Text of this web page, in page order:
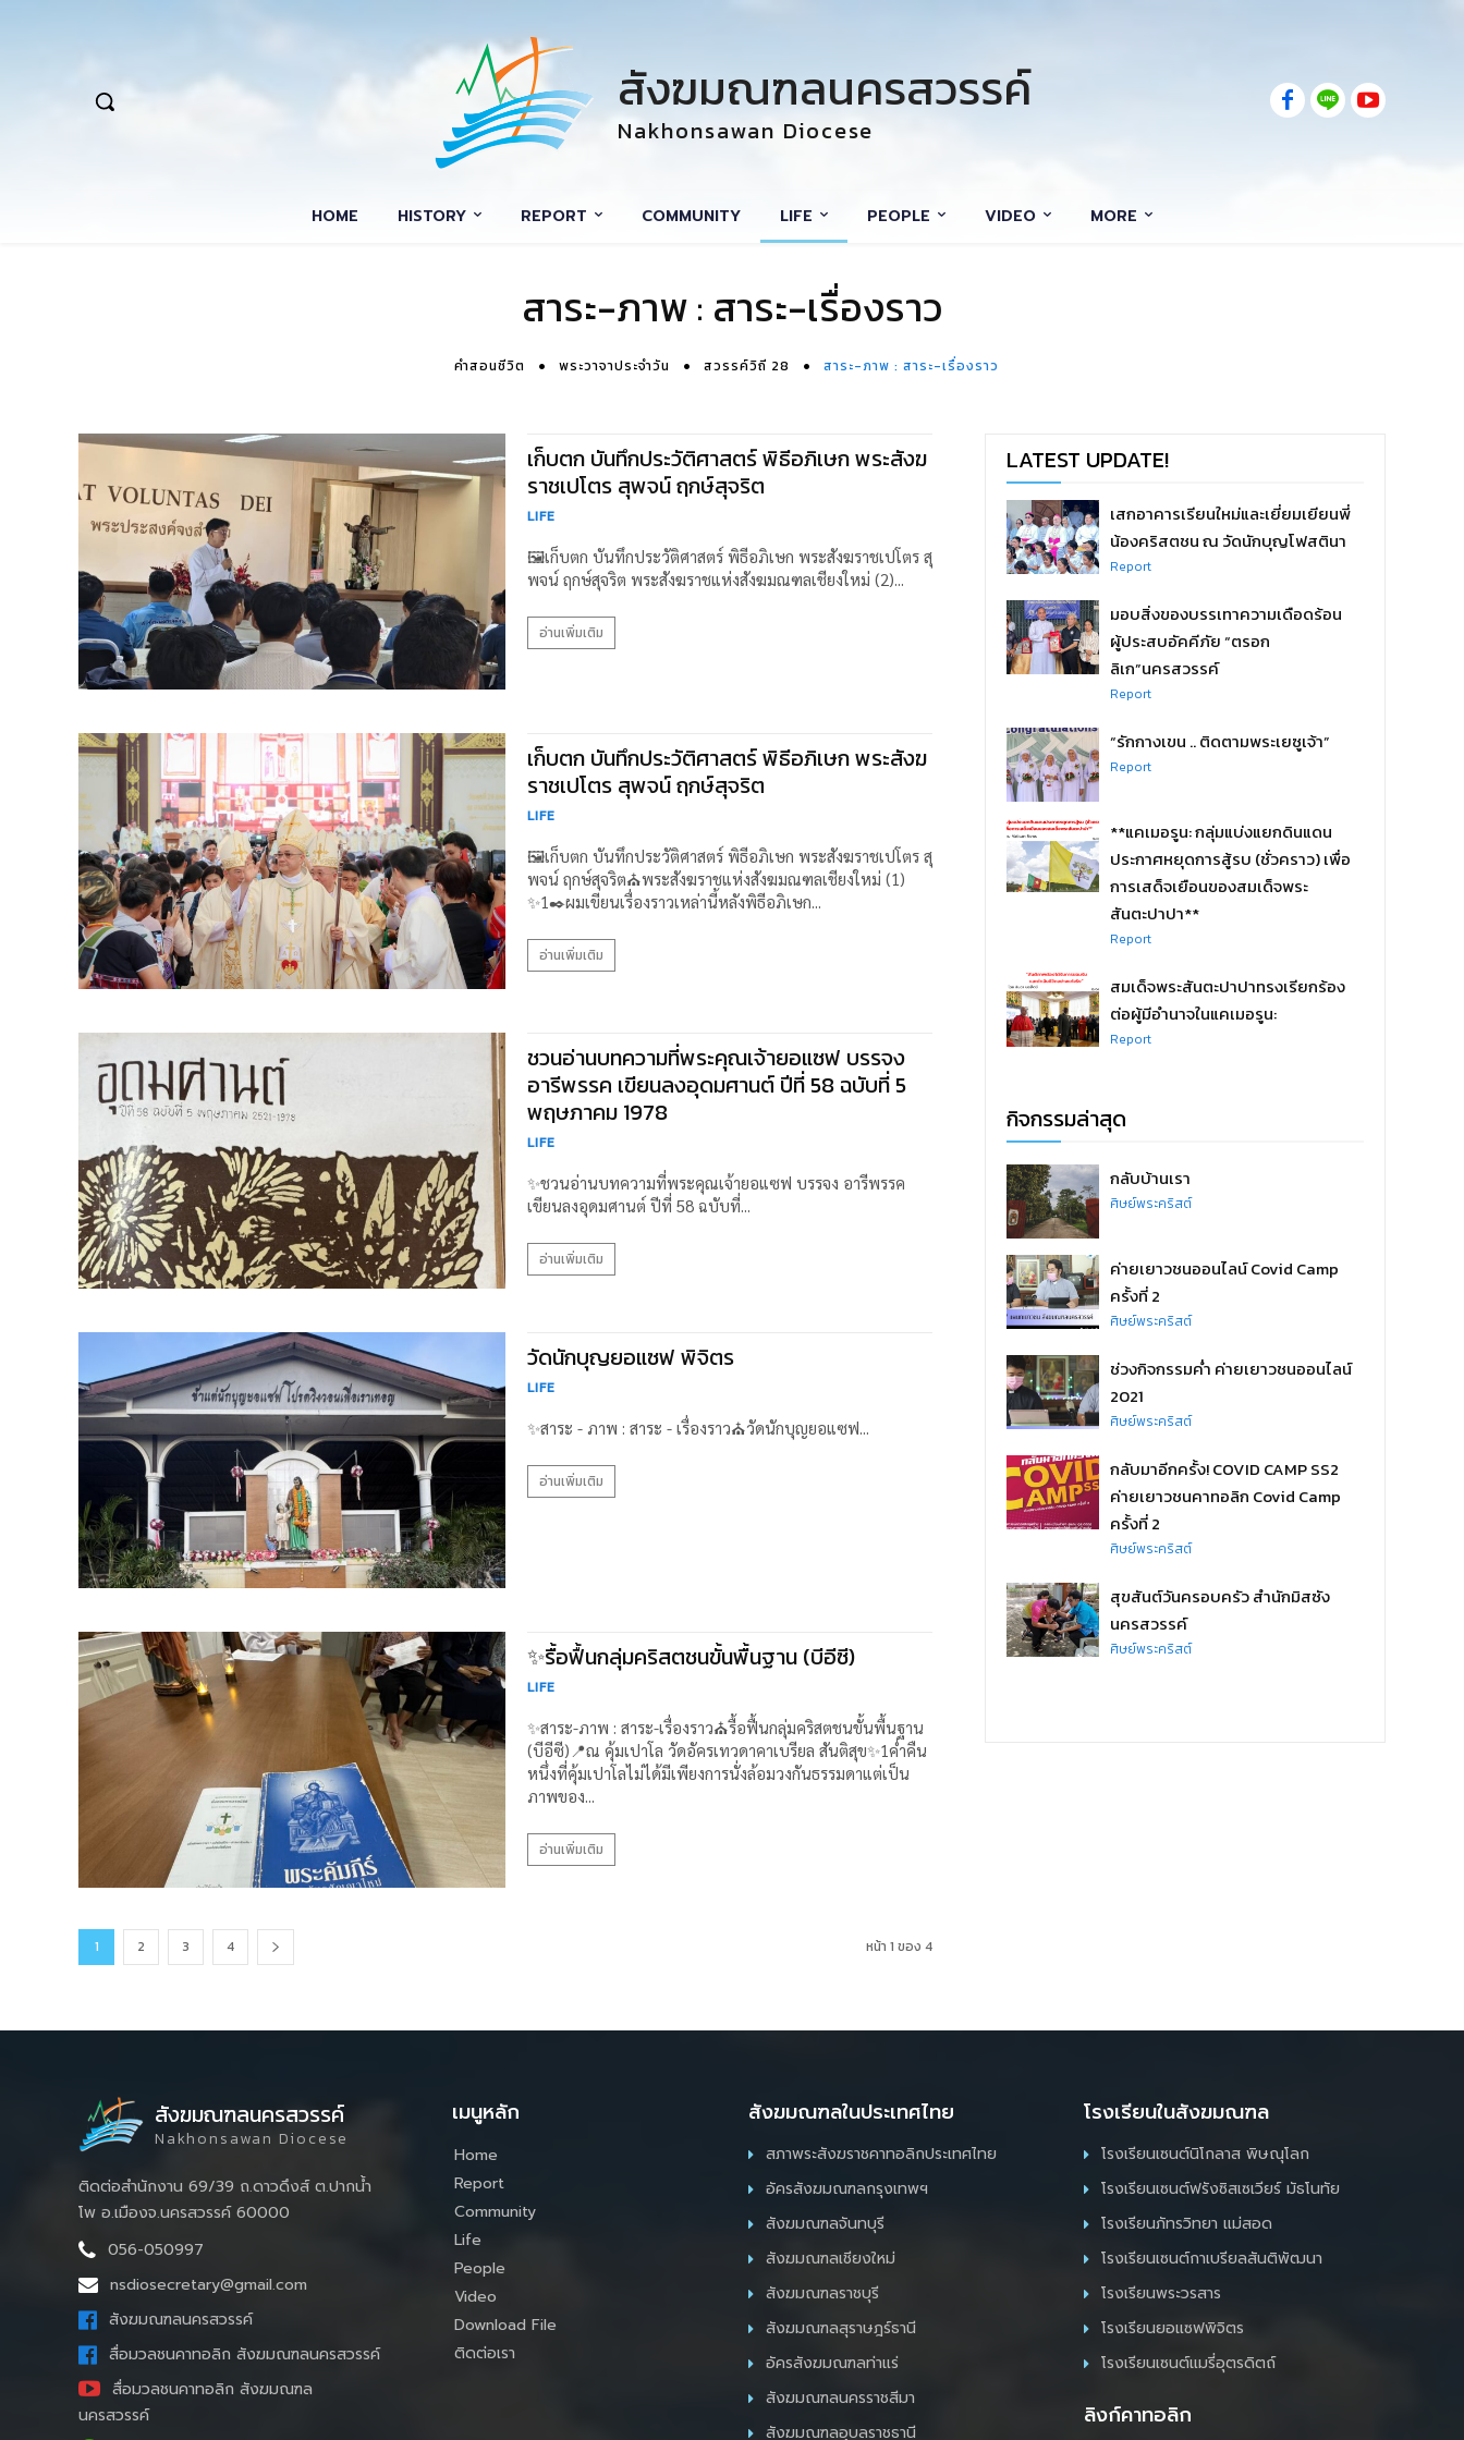
สังฆมณฑลนครสวรรค์
Nakhonsawan Diocese
HOME HISTORY REPORT COMMUNITY LIFE PEOPLE VIDEO MORE
สาระ-ภาพ : สาระ-เรื่องราว
คำสอนชีวิต พระวาจาประจำวัน สวรรค์วิถี 28 สาระ-ภาพ : สาระ-เรื่องราว
เก็บตก บันทึกประวัติศาสตร์ พิธีอภิเษก พระสังฆ
ราชเปโตร สุพจน์ ฤกษ์สุจริต
LIFE
🖼️เก็บตก บันทึกประวัติศาสตร์ พิธีอภิเษก พระสังฆราชเปโตร สุ
พจน์ ฤกษ์สุจริต พระสังฆราชแห่งสังฆมณฑลเชียงใหม่ (2)...
อ่านเพิ่มเติม
เก็บตก บันทึกประวัติศาสตร์ พิธีอภิเษก พระสังฆ
ราชเปโตร สุพจน์ ฤกษ์สุจริต
LIFE
🖼️เก็บตก บันทึกประวัติศาสตร์ พิธีอภิเษก พระสังฆราชเปโตร สุ
พจน์ ฤกษ์สุจริต⛪พระสังฆราชแห่งสังฆมณฑลเชียงใหม่ (1)
✨1✒️ผมเขียนเรื่องราวเหล่านี้หลังพิธีอภิเษก...
อ่านเพิ่มเติม
ชวนอ่านบทความที่พระคุณเจ้ายอแซฟ บรรจง
อารีพรรค เขียนลงอุดมศานต์ ปีที่ 58 ฉบับที่ 5
พฤษภาคม 1978
LIFE
✨ชวนอ่านบทความที่พระคุณเจ้ายอแซฟ บรรจง อารีพรรค
เขียนลงอุดมศานต์ ปีที่ 58 ฉบับที่...
อ่านเพิ่มเติม
วัดนักบุญยอแซฟ พิจิตร
LIFE
✨สาระ - ภาพ : สาระ - เรื่องราว⛪วัดนักบุญยอแซฟ...
อ่านเพิ่มเติม
✨รื้อฟื้นกลุ่มคริสตชนขั้นพื้นฐาน (บีอีซี)
LIFE
✨สาระ-ภาพ : สาระ-เรื่องราว⛪รื้อฟื้นกลุ่มคริสตชนขั้นพื้นฐาน
(บีอีซี)📍ณ คุ้มเปาโล วัดอัครเทวดาคาเบรียล สันติสุข✨1ค่ำคืน
หนึ่งที่คุ้มเปาโลไม่ได้มีเพียงการนั่งล้อมวงกันธรรมดาแต่เป็น
ภาพของ...
อ่านเพิ่มเติม
1 2 3 4 หน้า 1 ของ 4
LATEST UPDATE!
เสกอาคารเรียนใหม่และเยี่ยมเยียนพี่
น้องคริสตชน ณ วัดนักบุญโฟสตินา
Report
มอบสิ่งของบรรเทาความเดือดร้อน
ผู้ประสบอัคคีภัย “ตรอก
ลิเก”นครสวรรค์
Report
“รักกางเขน .. ติดตามพระเยซูเจ้า”
Report
**แคเมอรูน: กลุ่มแบ่งแยกดินแดน
ประกาศหยุดการสู้รบ (ชั่วคราว) เพื่อ
การเสด็จเยือนของสมเด็จพระ
สันตะปาปา**
Report
สมเด็จพระสันตะปาปาทรงเรียกร้อง
ต่อผู้มีอำนาจในแคเมอรูน:
Report
กิจกรรมล่าสุด
กลับบ้านเรา
ศิษย์พระคริสต์
ค่ายเยาวชนออนไลน์ Covid Camp
ครั้งที่ 2
ศิษย์พระคริสต์
ช่วงกิจกรรมค่ำ ค่ายเยาวชนออนไลน์
2021
ศิษย์พระคริสต์
กลับมาอีกครั้ง! COVID CAMP SS2
ค่ายเยาวชนคาทอลิก Covid Camp
ครั้งที่ 2
ศิษย์พระคริสต์
สุขสันต์วันครอบครัว สำนักมิสซัง
นครสวรรค์
ศิษย์พระคริสต์
สังฆมณฑลนครสวรรค์
Nakhonsawan Diocese
ติดต่อสำนักงาน 69/39 ถ.ดาวดึงส์ ต.ปากน้ำ
โพ อ.เมืองจ.นครสวรรค์ 60000
056-050997
nsdiosecretary@gmail.com
สังฆมณฑลนครสวรรค์
สื่อมวลชนคาทอลิก สังฆมณฑลนครสวรรค์
สื่อมวลชนคาทอลิก สังฆมณฑล
นครสวรรค์
เมนูหลัก
Home
Report
Community
Life
People
Video
Download File
ติดต่อเรา
สังฆมณฑลในประเทศไทย
สภาพระสังฆราชคาทอลิกประเทศไทย
อัครสังฆมณฑลกรุงเทพฯ
สังฆมณฑลจันทบุรี
สังฆมณฑลเชียงใหม่
สังฆมณฑลราชบุรี
สังฆมณฑลสุราษฎร์ธานี
อัครสังฆมณฑลท่าแร่
สังฆมณฑลนครราชสีมา
สังฆมณฑลอุบลราชธานี
โรงเรียนในสังฆมณฑล
โรงเรียนเซนต์นิโกลาส พิษณุโลก
โรงเรียนเซนต์ฟรังซิสเซเวียร์ มัธโนทัย
โรงเรียนภัทรวิทยา แม่สอด
โรงเรียนเซนต์กาเบรียลสันติพัฒนา
โรงเรียนพระวรสาร
โรงเรียนยอแซฟพิจิตร
โรงเรียนเซนต์แมรี่อุตรดิตถ์
ลิงก์คาทอลิก